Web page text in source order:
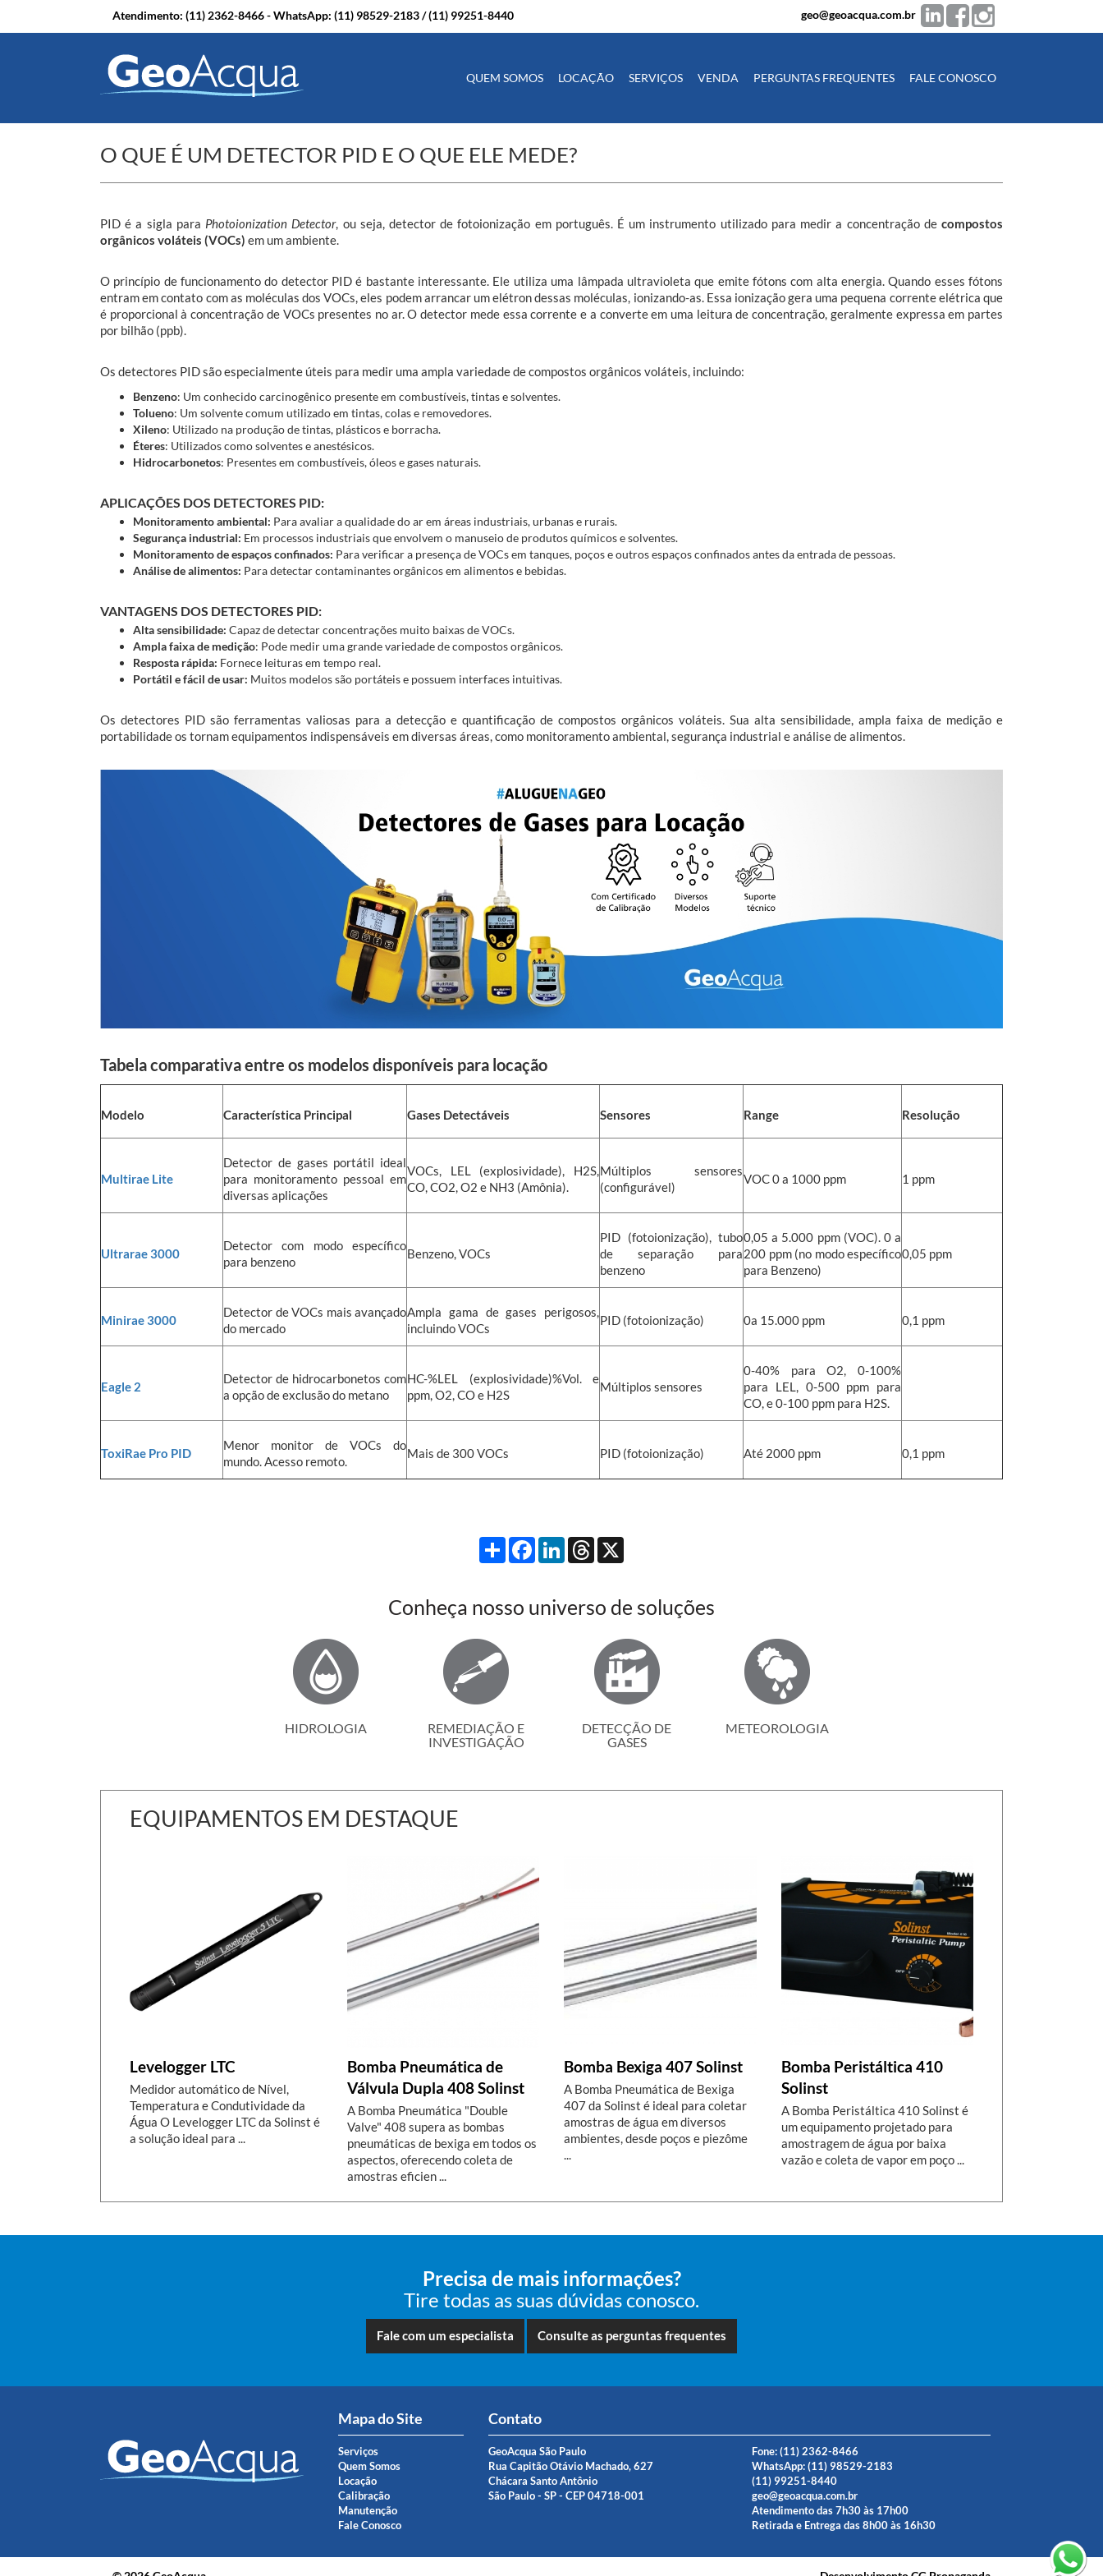
Atendimento: (11) 2362-8466 - WhatsApp: (11) 98529-2183/(11) 99251-8440 geo@geoacqua.com.br
QUEM SOMOS LOCAÇÃO SERVIÇOS VENDA PERGUNTAS FREQUENTES FALE CONOSCO
O QUE É UM DETECTOR PID E O QUE ELE MEDE?
PID é a sigla para Photoionization Detector, ou seja, detector de fotoionização em português. É um instrumento utilizado para medir a concentração decompostos
orgânicos voláteis (VOCs) em um ambiente.
O princípio de funcionamento do detector PID é bastante interessante. Ele utiliza uma lâmpada ultravioleta que emite fótons com alta energia. Quando esses fótons
entram em contato com as moléculas dos VOCs, eles podem arrancar um elétron dessas moléculas, ionizando-as. Essa ionização gera uma pequena corrente elétrica que
é proporcional à concentração de VOCs presentes no ar. O detector mede essa corrente e a converte em uma leitura de concentração, geralmente expressa em partes
por bilhão (ppb).
Os detectores PID são especialmente úteis para medir uma ampla variedade de compostos orgânicos voláteis, incluindo:
Benzeno: Um conhecido carcinogênico presente em combustíveis, tintas e solventes.
Tolueno: Um solvente comum utilizado em tintas, colas e removedores.
Xileno: Utilizado na produção de tintas, plásticos e borracha.
Éteres: Utilizados como solventes e anestésicos.
Hidrocarbonetos: Presentes em combustíveis, óleos e gases naturais.
APLICAÇÕES DOS DETECTORES PID:
Monitoramento ambiental: Para avaliar a qualidade do ar em áreas industriais, urbanas e rurais.
Segurança industrial: Em processos industriais que envolvem o manuseio de produtos químicos e solventes.
Monitoramento de espaços confinados: Para verificar a presença de VOCs em tanques, poços e outros espaços confinados antes da entrada de pessoas.
Análise de alimentos: Para detectar contaminantes orgânicos em alimentos e bebidas.
VANTAGENS DOS DETECTORES PID:
Alta sensibilidade: Capaz de detectar concentrações muito baixas de VOCs.
Ampla faixa de medição: Pode medir uma grande variedade de compostos orgânicos.
Resposta rápida: Fornece leituras em tempo real.
Portátil e fácil de usar: Muitos modelos são portáteis e possuem interfaces intuitivas.
Os detectores PID são ferramentas valiosas para a detecção e quantificação de compostos orgânicos voláteis. Sua alta sensibilidade, ampla faixa de medição e
portabilidade os tornam equipamentos indispensáveis em diversas áreas, como monitoramento ambiental, segurança industrial e análise de alimentos.
Tabela comparativa entre os modelos disponíveis para locação
Modelo Característica Principal Gases Detectáveis Sensores Range Resolução
Multirae Lite
Detector de gases portátil ideal
para monitoramento pessoal em
diversas aplicações
VOCs, LEL (explosividade), H2S,
CO, CO2, O2 e NH3 (Amônia).
Múltiplos sensores
(configurável)
VOC 0 a 1000 ppm 1 ppm
Ultrarae 3000
Detector com modo específico
para benzeno
Benzeno, VOCs
PID (fotoionização), tubo
de separação para
benzeno
0,05 a 5.000 ppm (VOC). 0 a
200 ppm (no modo específico
para Benzeno)
0,05 ppm
Minirae 3000
Detector de VOCs mais avançado
do mercado
Ampla gama de gases perigosos,
incluindo VOCs
PID (fotoionização) 0a 15.000 ppm 0,1 ppm
Eagle 2
Detector de hidrocarbonetos com
a opção de exclusão do metano
HC-%LEL (explosividade)%Vol. e
ppm, O2, CO e H2S
Múltiplos sensores
0-40% para O2, 0-100%
para LEL, 0-500 ppm para
CO, e 0-100 ppm para H2S.
ToxiRae Pro PID
Menor monitor de VOCs do
mundo. Acesso remoto.
Mais de 300 VOCs PID (fotoionização) Até 2000 ppm 0,1 ppm
Compartilhar
FacebookLinkedInThreads
Conheça nosso universo de soluções
HIDROLOGIA
REMEDIAÇÃO E
INVESTIGAÇÃO
DETECÇÃO DE
GASES
METEOROLOGIA
EQUIPAMENTOS EM DESTAQUE
Levelogger LTC
Medidor automático de Nível,
Temperatura e Condutividade da
Água O Levelogger LTC da Solinst é
a solução ideal para ...
Bomba Pneumática de
Válvula Dupla 408 Solinst
A Bomba Pneumática "Double
Valve" 408 supera as bombas
pneumáticas de bexiga em todos os
aspectos, oferecendo coleta de
amostras eficien ...
Bomba Bexiga 407 Solinst
A Bomba Pneumática de Bexiga
407 da Solinst é ideal para coletar
amostras de água em diversos
ambientes, desde poços e piezôme
...
Bomba Peristáltica 410
Solinst
A Bomba Peristáltica 410 Solinst é
um equipamento projetado para
amostragem de água por baixa
vazão e coleta de vapor em poço ...
Precisa de mais informações?
Tire todas as suas dúvidas conosco.
Fale com um especialista Consulte as perguntas frequentes
Mapa do Site
Serviços
Quem Somos
Locação
Calibração
Manutenção
Fale Conosco
Contato
GeoAcqua São Paulo
Rua Capitão Otávio Machado, 627
Chácara Santo Antônio
São Paulo - SP - CEP 04718-001
Fone: (11) 2362-8466
WhatsApp:(11) 98529-2183
(11) 99251-8440
geo@geoacqua.com.br
Atendimento das 7h30 às 17h00
Retirada e Entrega das 8h00 às 16h30